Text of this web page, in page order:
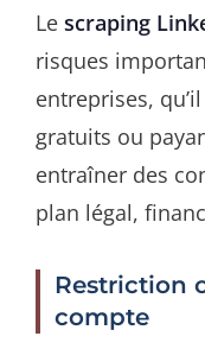
Le scraping
risques
entreprises,
gratuits ou
entraîner des
plan légal,
Restriction
compte